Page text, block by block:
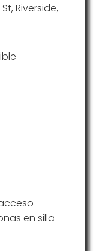
Riverside,
en silla